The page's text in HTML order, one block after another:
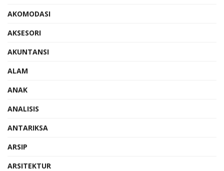
AKOMODASI
AKSESORI
AKUNTANSI
ALAM
ANAK
ANALISIS
ANTARIKSA
ARSIP
ARSITEKTUR